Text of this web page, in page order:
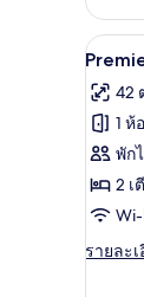
เกี่ยว
กับ
Red
Suite
Sea
and
View
เปิด
ภาพ
ทั้งหม
ของ
Room
(2+2)
3
42
1 ห้
พัก
2 เ
รายละ
ราย